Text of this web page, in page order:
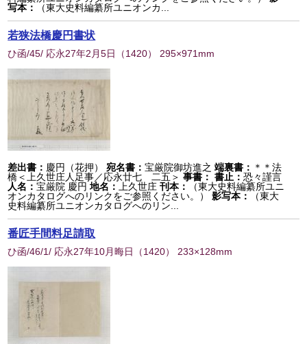
写本：
（東大史料編纂所ユニオンカ...
若狭法橋慶円書状
ひ函/45/ 応永27年2月5日 （1420） 295×971mm
差出書： 慶円（花押） 宛名書：宝厳院御坊進之 端裏書： ＊＊法
橋＜上久世庄人足事／応永廿七 二五＞ 事書： 書止：恐々謹言
人名：宝厳院 慶円 地名： 上久世庄 刊本：
（東大史料編纂所ユニ
オンカタログへのリンクをご参照ください。）
影写本：
（東大
史料編纂所ユニオンカタログへのリン...
番匠手間料足請取
ひ函/46/1/ 応永27年10月晦日 （1420） 233×128mm